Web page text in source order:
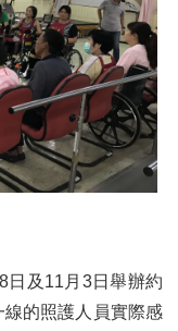
日及11月3日舉辦約
的照護人員實際感